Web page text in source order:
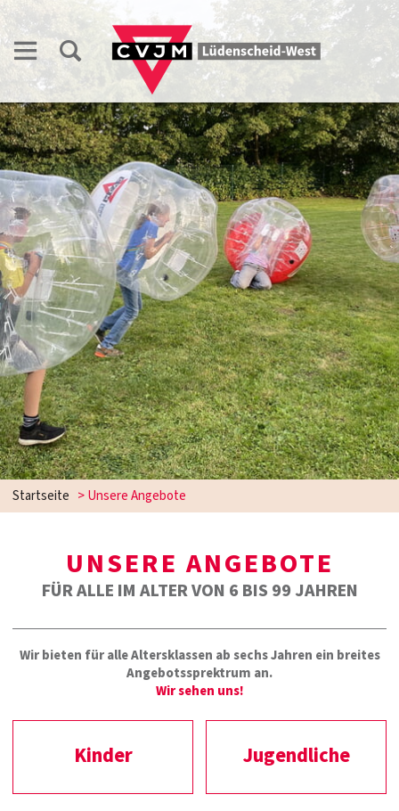
Startseite >Unsere Angebote
UNSERE ANGEBOTE
FÜR ALLE IM ALTER VON 6 BIS 99 JAHREN
Wir bieten für alle Altersklassen ab sechs Jahren ein breites
Angebotssprektrum an.
Wir sehen uns!
Kinder Jugendliche